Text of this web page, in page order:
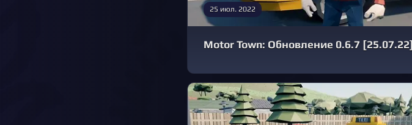
25 июл. 2022
Motor Town: Обновление 0.6.7 [25.07.22]